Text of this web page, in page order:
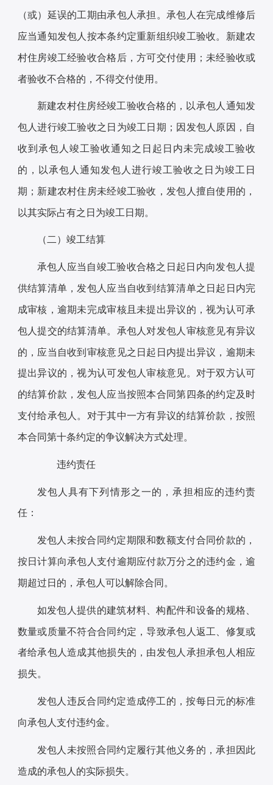
（或）延误的工期由承包人承担。承包人在完成维修后
应当通知发包人按本条约定重新组织竣工验收。新建农
村住房竣工经验收合格后，方可交付使用；未经验收或
者验收不合格的，不得交付使用。
新建农村住房经竣工验收合格的，以承包人通知发
包人进行竣工验收之日为竣工日期；因发包人原因，自
收到承包人竣工验收通知之日起日内未完成竣工验收
的，以承包人通知发包人进行竣工验收之日为竣工日
期；新建农村住房未经竣工验收，发包人擅自使用的，
以其实际占有之日为竣工日期。
（二）竣工结算
承包人应当自竣工验收合格之日起日内向发包人提
供结算清单，发包人应当自收到结算清单之日起日内完
成审核，逾期未完成审核且未提出异议的，视为认可承
包人提交的结算清单。承包人对发包人审核意见有异议
的，应当自收到审核意见之日起日内提出异议，逾期未
提出异议的，视为认可发包人审核意见。对于双方认可
的结算价款，发包人应当按照本合同第四条的约定及时
支付给承包人。对于其中一方有异议的结算价款，按照
本合同第十条约定的争议解决方式处理。
违约责任
发包人具有下列情形之一的，承担相应的违约责
任：
发包人未按合同约定期限和数额支付合同价款的，
按日计算向承包人支付逾期应付款万分之的违约金，逾
期超过日的，承包人可以解除合同。
如发包人提供的建筑材料、构配件和设备的规格、
数量或质量不符合合同约定，导致承包人返工、修复或
者给承包人造成其他损失的，由发包人承担承包人相应
损失。
发包人违反合同约定造成停工的，按每日元的标准
向承包人支付违约金。
发包人未按照合同约定履行其他义务的，承担因此
造成的承包人的实际损失。